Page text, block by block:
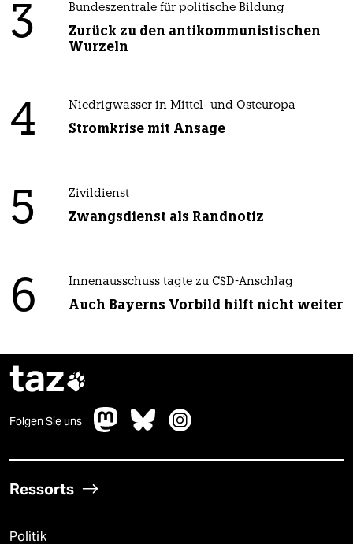
3 Bundeszentrale für politische Bildung
Zurück zu den antikommunistischen
Wurzeln
4 Niedrigwasser in Mittel- und Osteuropa
Stromkrise mit Ansage
5 Zivildienst
Zwangsdienst als Randnotiz
6 Innenausschuss tagte zu CSD-Anschlag
Auch Bayerns Vorbild hilft nicht weiter
taz
Folgen Sie uns
Ressorts
Politik